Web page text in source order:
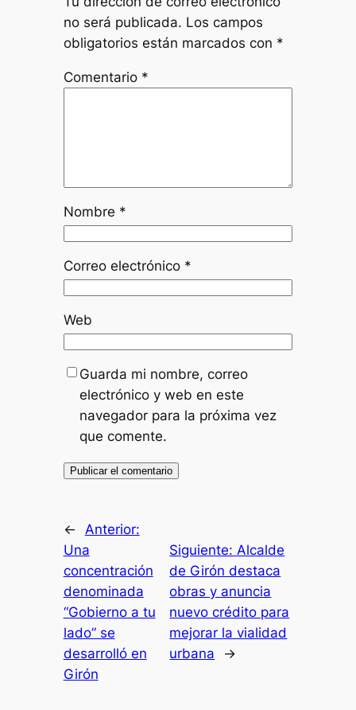
no será publicada. Los campos
obligatorios están marcados con *
Comentario *
Nombre *
Correo electrónico *
Web
Guarda mi nombre, correo
electrónico y web en este
navegador para la próxima vez
que comente.
←
Anterior:
Una
concentración
denominada
“Gobierno a tu
lado” se
desarrolló en
Girón
Siguiente: Alcalde
de Girón destaca
obras y anuncia
nuevo crédito para
mejorar la vialidad
urbana
→